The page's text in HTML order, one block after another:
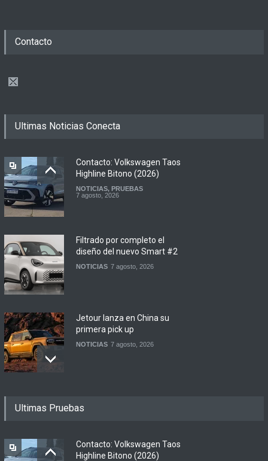
Contacto
Ultimas Noticias Conecta
Contacto: Volkswagen Taos
Highline Bitono (2026)
NOTICIAS, PRUEBAS
7 agosto, 2026
Filtrado por completo el
diseño del nuevo Smart #2
NOTICIAS 7 agosto, 2026
Jetour lanza en China su
primera pick up
NOTICIAS 7 agosto, 2026
renovadas S2 y Skua 150 en
7 agosto, 2026
Ultimas Pruebas
Contacto: Volkswagen Taos
Highline Bitono (2026)